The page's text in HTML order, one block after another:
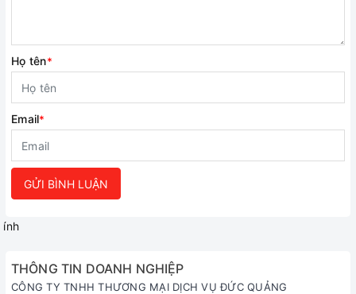
Họ tên*
Email*
GỬI BÌNH LUẬN
ính
THÔNG TIN DOANH NGHIỆP
CÔNG TY TNHH THƯƠNG MẠI DỊCH VỤ ĐỨC QUẢNG